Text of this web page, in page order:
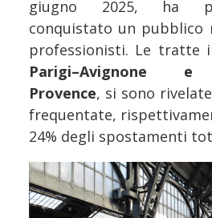
giugno 2025, ha
conquistato un
professionisti. Le tratte
Parigi–Avignone e
Provence, si sono
frequentate,
24% degli spostamenti